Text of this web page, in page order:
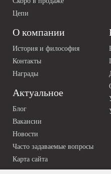
О компании
История и философия
Контакты
Награды
Актуальное
Блог
Вакансии
Новости
Часто задаваемые вопросы
Карта сайта
Цепи